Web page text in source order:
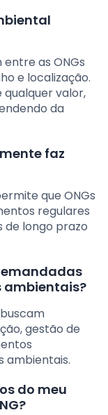
as ONGs
e localização.
valor,
da
faz
que ONGs
regulares
de longo prazo
ambientais?
gestão de
ambientais.
do meu